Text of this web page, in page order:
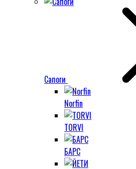
Сапоги
Norfin
TORVI
БАРС